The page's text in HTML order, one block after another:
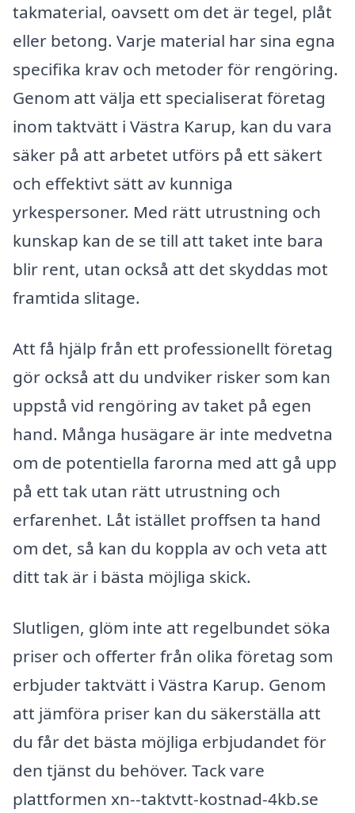
takmaterial, oavsett om det är tegel, plåt
eller betong. Varje material har sina egna
specifika krav och metoder för rengöring.
Genom att välja ett specialiserat företag
inom taktvätt i Västra Karup, kan du vara
säker på att arbetet utförs på ett säkert
och effektivt sätt av kunniga
yrkespersoner. Med rätt utrustning och
kunskap kan de se till att taket inte bara
blir rent, utan också att det skyddas mot
framtida slitage.
Att få hjälp från ett professionellt företag
gör också att du undviker risker som kan
uppstå vid rengöring av taket på egen
hand. Många husägare är inte medvetna
om de potentiella farorna med att gå upp
på ett tak utan rätt utrustning och
erfarenhet. Låt istället proffsen ta hand
om det, så kan du koppla av och veta att
ditt tak är i bästa möjliga skick.
Slutligen, glöm inte att regelbundet söka
priser och offerter från olika företag som
erbjuder taktvätt i Västra Karup. Genom
att jämföra priser kan du säkerställa att
du får det bästa möjliga erbjudandet för
den tjänst du behöver. Tack vare
plattformen xn--taktvtt-kostnad-4kb.se